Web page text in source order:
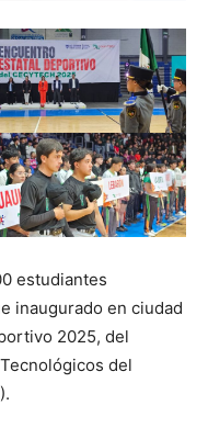
estudiantes
inaugurado en ciudad
2025, del
del